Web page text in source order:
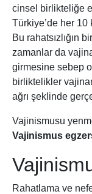
cinsel birlikteliğe
Türkiye’de her
Bu rahatsızlığın
zamanlar da
girmesine sebep
birliktelikler
ağrı şeklinde
Vajinismusu
Vajinismus
Rahatlama ve